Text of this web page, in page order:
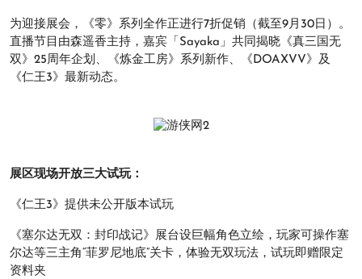
为迎接展会，《零》系列全作正进行7折促销（截至9月30日）。
直播节目由森遥香主持，嘉宾「Sayaka」共同揭晓《真三国无
双》25周年企划、《炼金工房》系列新作、《DOAXVV》及
《仁王3》最新动态。
展区现场开放三大试玩：
《仁王3》提供未公开版本试玩
《塞尔达无双：封印战记》展台设巨幅角色立绘，玩家可操作塞
尔达等三主角“菲罗尼地底”关卡，体验无双玩法，试玩即赠限定
资料夹